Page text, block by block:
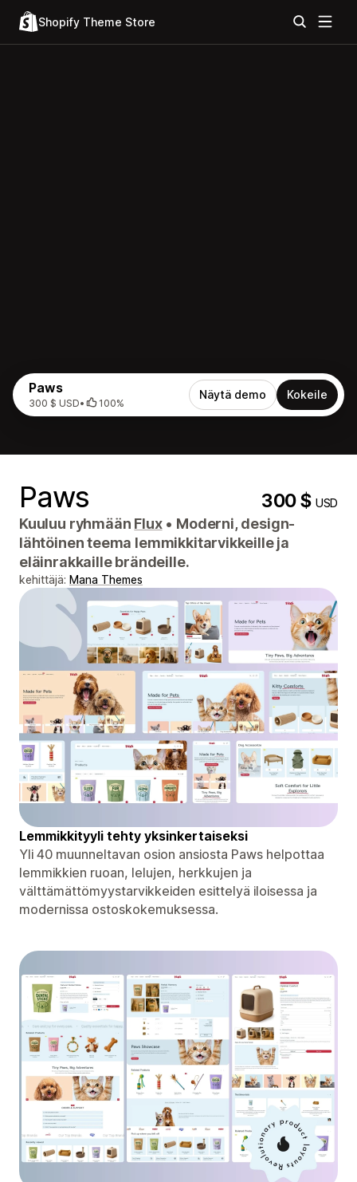
Shopify Theme Store
Paws
300 $ USD• 100%
Näytä demo Kokeile
Paws 300 $USD
Kuuluu ryhmään Flux • Moderni, design-
lähtöinen teema lemmikkitarvikkeille ja
eläinrakkaille brändeille.
kehittäjä: Mana Themes
Lemmikkityyli tehty yksinkertaiseksi
Yli 40 muunneltavan osion ansiosta Paws helpottaa
lemmikkien ruoan, lelujen, herkkujen ja
välttämättömyystarvikkeiden esittelyä iloisessa ja
modernissa ostoskokemuksessa.